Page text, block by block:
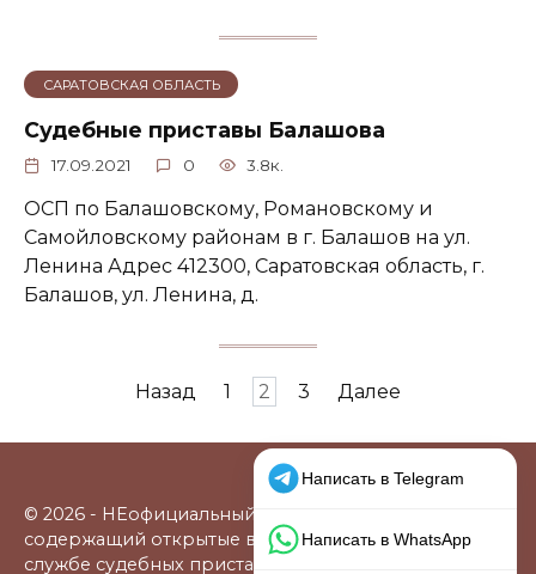
САРАТОВСКАЯ ОБЛАСТЬ
Судебные приставы Балашова
17.09.2021 0 3.8к.
ОСП по Балашовскому, Романовскому и
Самойловскому районам в г. Балашов на ул.
Ленина Адрес 412300, Саратовская область, г.
Балашов, ул. Ленина, д.
ПагинацияНазад 1 2 3 Далее
© 2026 - НЕофициальный информационный сайт,
содержащий открытые выверенные данные о
службе судебных приставов: официальные сайты,